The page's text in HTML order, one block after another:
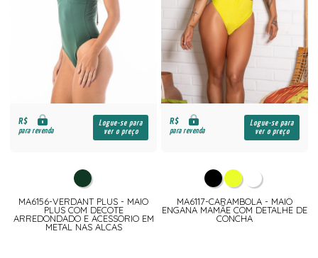
R$
para revenda
Logue-se para
ver o preço
MA6156-VERDANT PLUS - MAIO
PLUS COM DECOTE
ARREDONDADO E ACESSORIO EM
METAL NAS ALCAS
R$
para revenda
Logue-se para
ver o preço
MA6117-CARAMBOLA - MAIÔ
ENGANA MAMÃE COM DETALHE DE
CONCHA